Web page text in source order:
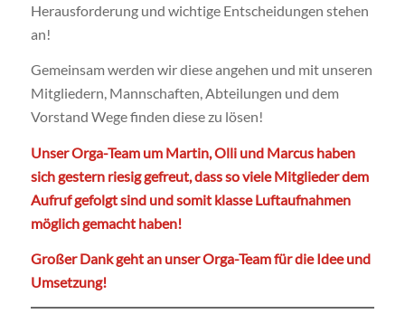
Herausforderung und wichtige Entscheidungen stehen
an!
Gemeinsam werden wir diese angehen und mit unseren
Mitgliedern, Mannschaften, Abteilungen und dem
Vorstand Wege finden diese zu lösen!
Unser Orga-Team um Martin, Olli und Marcus haben
sich gestern riesig gefreut, dass so viele Mitglieder dem
Aufruf gefolgt sind und somit klasse Luftaufnahmen
möglich gemacht haben!
Großer Dank geht an unser Orga-Team für die Idee und
Umsetzung!